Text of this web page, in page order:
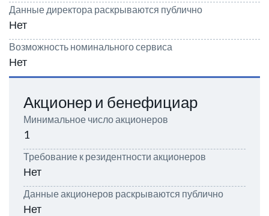
Данные директора раскрываются публично
Нет
Возможность номинального сервиса
Нет
Акционер и бенефициар
Минимальное число акционеров
1
Требование к резидентности акционеров
Нет
Данные акционеров раскрываются публично
Нет